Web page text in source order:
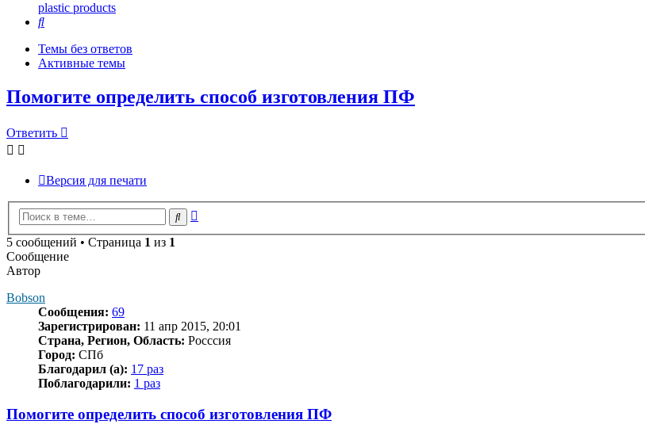
plastic products
Поиск
Темы без ответов
Активные темы
Помогите определить способ изготовления ПФ
Ответить
Версия для печати
Поиск
5 сообщений • Страница 1 из 1
Сообщение
Автор
Bobson
Сообщения: 69
Зарегистрирован: 11 апр 2015, 20:01
Страна, Регион, Область: Росссия
Город: СПб
Благодарил (а): 17 раз
Поблагодарили: 1 раз
Помогите определить способ изготовления ПФ